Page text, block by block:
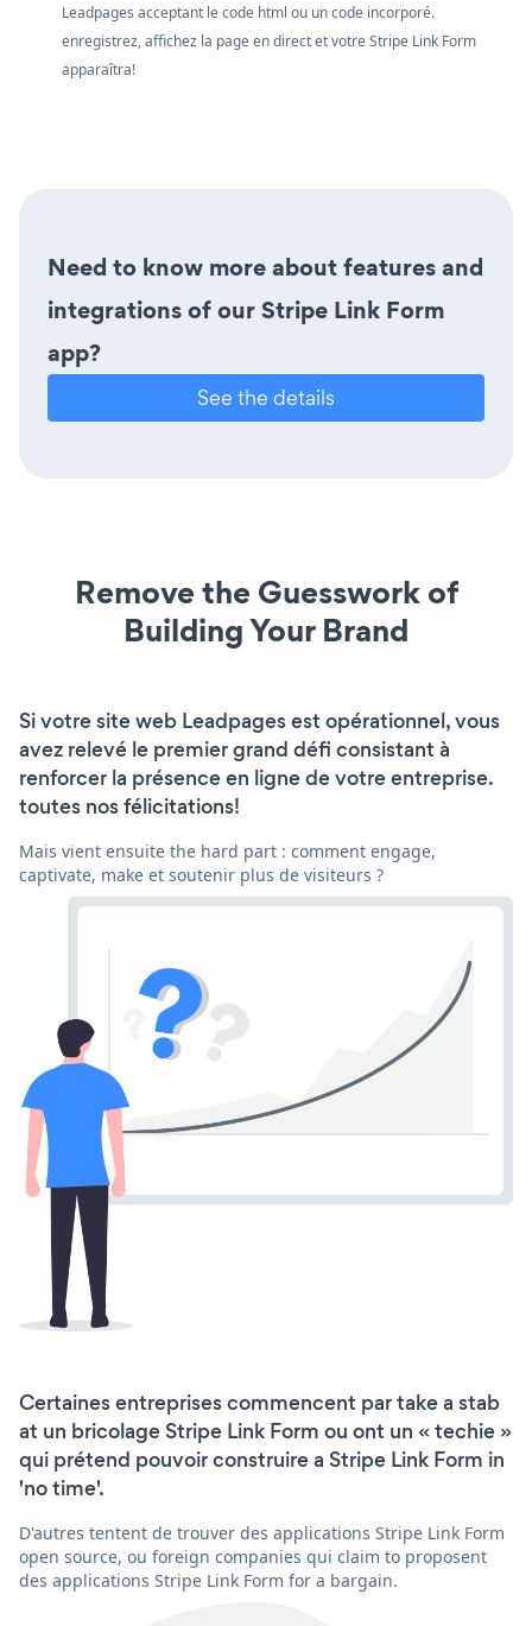
Leadpages acceptant le code html ou un code incorporé.
enregistrez, affichez la page en direct et votre Stripe Link Form
apparaîtra!
Need to know more about features and
integrations of our Stripe Link Form
app?
See the details
Remove the Guesswork of
Building Your Brand
Si votre site web Leadpages est opérationnel, vous
avez relevé le premier grand défi consistant à
renforcer la présence en ligne de votre entreprise.
toutes nos félicitations!
Mais vient ensuite the hard part : comment engage,
captivate, make et soutenir plus de visiteurs ?
Certaines entreprises commencent par take a stab
at un bricolage Stripe Link Form ou ont un « techie »
qui prétend pouvoir construire a Stripe Link Form in
'no time'.
D'autres tentent de trouver des applications Stripe Link Form
open source, ou foreign companies qui claim to proposent
des applications Stripe Link Form for a bargain.